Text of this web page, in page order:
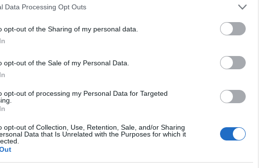
Data Processing Opt Outs
opt-out of the Sharing of my personal data.
opt-out of the Sale of my Personal Data.
opt-out of processing my Personal Data for Targeted
opt-out of Collection, Use, Retention, Sale, and/or Sharing
Data that Is Unrelated with the Purposes for which it
26 ΟΚΤΩΒΡΊΟΥ 2025, 1:12 ΜΜ
αυτή την ώρα στο Επιμελητήριο Καστοριάς σύσκεψη για
παρουσία του Τάκη Θεοδωρικάκου, Υπουργού ...
τον Πρόεδρο του Επιμελητηρίου
τη θλίψη και τα ειλικρινή του συλλυπητήρια για την ...